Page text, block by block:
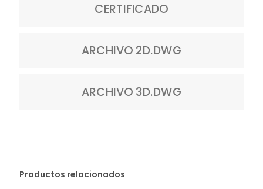
CERTIFICADO
ARCHIVO 2D.DWG
ARCHIVO 3D.DWG
Productos relacionados